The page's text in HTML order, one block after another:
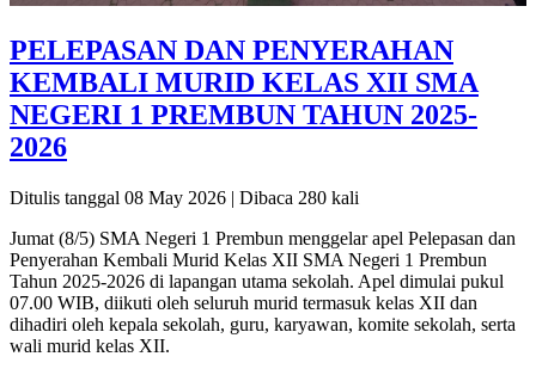
PELEPASAN DAN PENYERAHAN
KEMBALI MURID KELAS XII SMA
NEGERI 1 PREMBUN TAHUN 2025-
2026
Ditulis tanggal 08 May 2026 | Dibaca 280 kali
Jumat (8/5) SMA Negeri 1 Prembun menggelar apel Pelepasan dan
Penyerahan Kembali Murid Kelas XII SMA Negeri 1 Prembun
Tahun 2025-2026 di lapangan utama sekolah. Apel dimulai pukul
07.00 WIB, diikuti oleh seluruh murid termasuk kelas XII dan
dihadiri oleh kepala sekolah, guru, karyawan, komite sekolah, serta
wali murid kelas XII.